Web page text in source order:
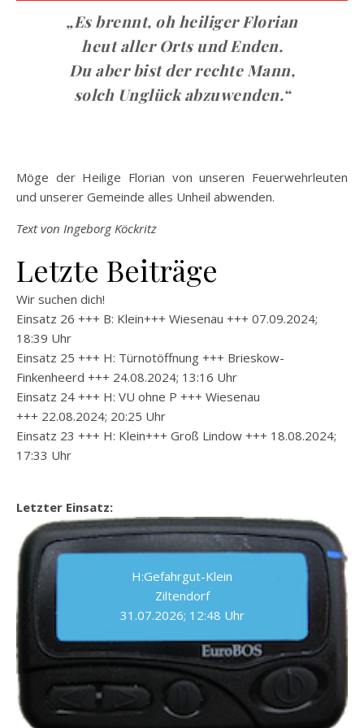
„Es brennt, oh heiliger Florian
heut aller Orts und Enden.
Du aber bist der rechte Mann,
solch Unglück abzuwenden.“
Möge der Heilige Florian von unseren Feuerwehrleuten
und unserer Gemeinde alles Unheil abwenden.
Text von Ingeborg Köckritz
Letzte Beiträge
Wir suchen dich!
Einsatz 26 +++ B: Klein+++ Wiesenau +++ 07.09.2024;
18:39 Uhr
Einsatz 25 +++ H: Türnotöffnung +++ Brieskow-
Finkenheerd +++ 24.08.2024; 13:16 Uhr
Einsatz 24 +++ H: VU ohne P +++ Wiesenau
+++ 22.08.2024; 20:25 Uhr
Einsatz 23 +++ H: Klein+++ Groß Lindow +++ 18.08.2024;
17:33 Uhr
Letzter Einsatz:
H:Gefahrgut-Klein
Ziltendorf
31.07.2026; 12:48 Uhr